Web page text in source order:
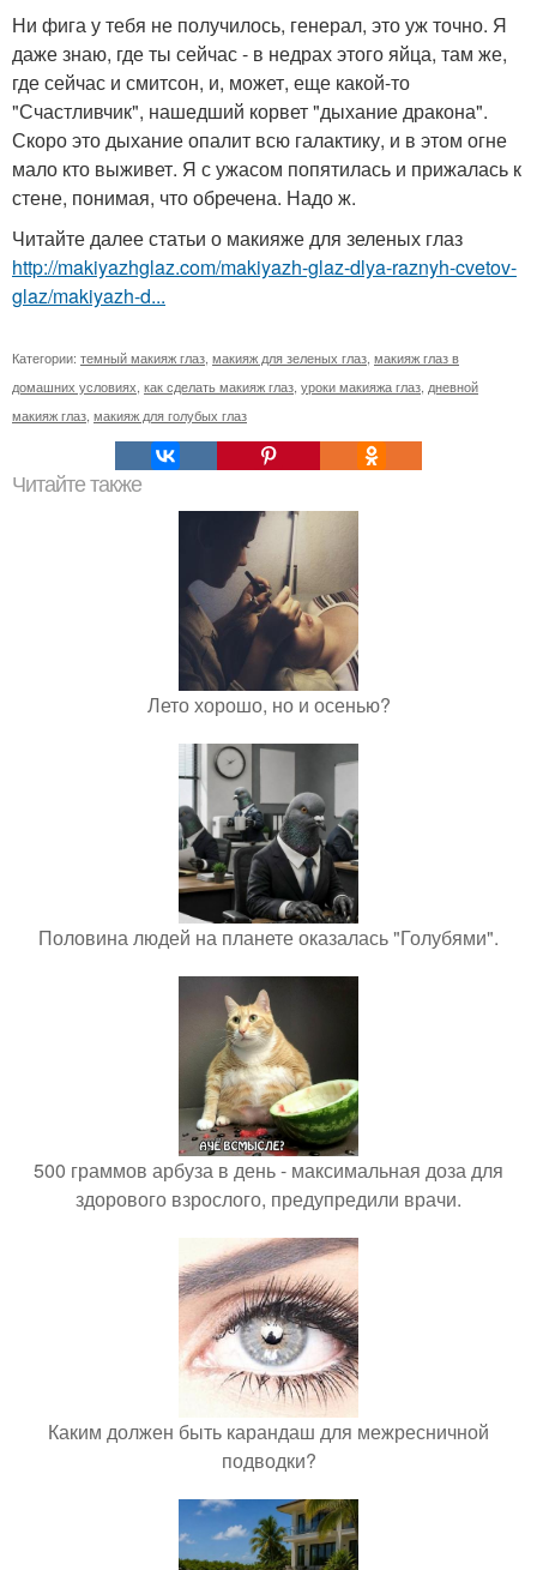
Ни фига у тебя не получилось, генерал, это уж точно. Я
даже знаю, где ты сейчас - в недрах этого яйца, там же,
где сейчас и смитсон, и, может, еще какой-то
"Счастливчик", нашедший корвет "дыхание дракона".
Скоро это дыхание опалит всю галактику, и в этом огне
мало кто выживет. Я с ужасом попятилась и прижалась к
стене, понимая, что обречена. Надо ж.
Читайте далее статьи о макияже для зеленых глаз
http://makiyazhglaz.com/makiyazh-glaz-dlya-raznyh-cvetov-
glaz/makiyazh-d...
Категории: темный макияж глаз макияж для зеленых глаз макияж глаз в
домашних условиях как сделать макияж глаз уроки макияжа глаз дневной
макияж глаз макияж для голубых глаз
Читайте также
Лето хорошо, но и осенью?
Половина людей на планете оказалась "Голубями".
500 граммов арбуза в день - максимальная доза для
здорового взрослого, предупредили врачи.
Каким должен быть карандаш для межресничной
подводки?